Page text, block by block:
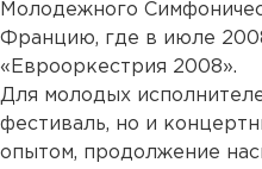
Молодежного
Францию, где в июле
«Еврооркестрия 2008».
Для молодых
фестиваль, но и
опытом, продолжение